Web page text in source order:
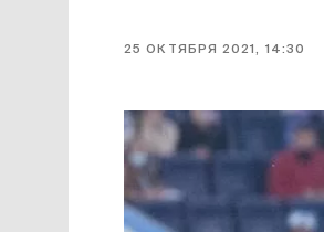
25 ОКТЯБРЯ 2021, 14:30